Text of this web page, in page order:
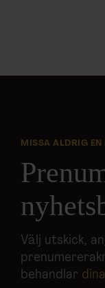
MISSA ALDRIG EN
Välj utskick,
behandlar